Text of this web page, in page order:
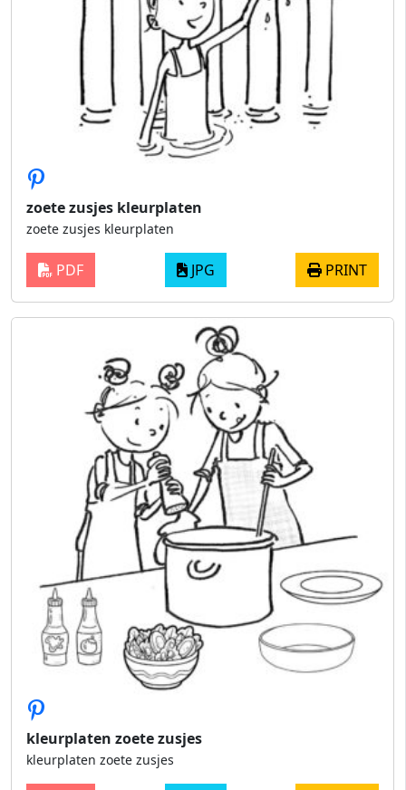
zoete zusjes kleurplaten
zoete zusjes kleurplaten
PDF JPG PRINT
kleurplaten zoete zusjes
kleurplaten zoete zusjes